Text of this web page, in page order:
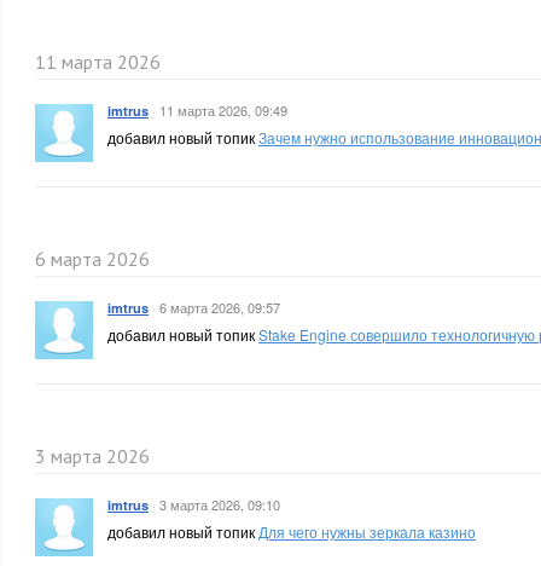
11 марта 2026
imtrus · 11 марта 2026, 09:49
добавил новый топикЗачем нужно использование
6 марта 2026
imtrus · 6 марта 2026, 09:57
добавил новый топикStake Engine совершило
3 марта 2026
imtrus · 3 марта 2026, 09:10
добавил новый топик Для чего нужны зеркала казино